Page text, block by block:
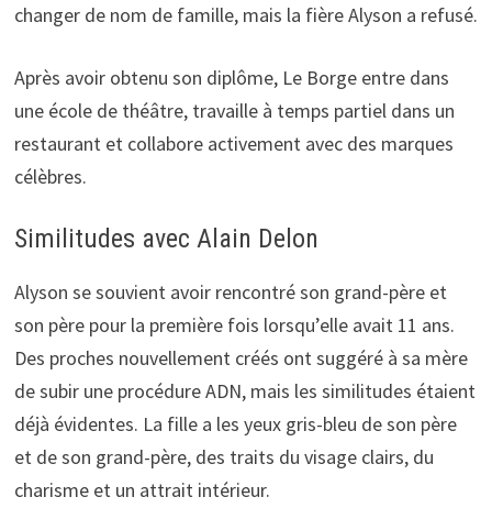
changer de nom de famille, mais la fière Alyson a refusé.
Après avoir obtenu son diplôme, Le Borge entre dans
une école de théâtre, travaille à temps partiel dans un
restaurant et collabore activement avec des marques
célèbres.
Similitudes avec Alain Delon
Alyson se souvient avoir rencontré son grand-père et
son père pour la première fois lorsqu’elle avait 11 ans.
Des proches nouvellement créés ont suggéré à sa mère
de subir une procédure ADN, mais les similitudes étaient
déjà évidentes. La fille a les yeux gris-bleu de son père
et de son grand-père, des traits du visage clairs, du
charisme et un attrait intérieur.